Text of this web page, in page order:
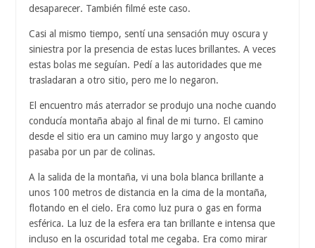
desaparecer. También filmé este caso.
Casi al mismo tiempo, sentí una sensación muy oscura y
siniestra por la presencia de estas luces brillantes. A veces
estas bolas me seguían. Pedí a las autoridades que me
trasladaran a otro sitio, pero me lo negaron.
El encuentro más aterrador se produjo una noche cuando
conducía montaña abajo al final de mi turno. El camino
desde el sitio era un camino muy largo y angosto que
pasaba por un par de colinas.
A la salida de la montaña, vi una bola blanca brillante a
unos 100 metros de distancia en la cima de la montaña,
flotando en el cielo. Era como luz pura o gas en forma
esférica. La luz de la esfera era tan brillante e intensa que
incluso en la oscuridad total me cegaba. Era como mirar